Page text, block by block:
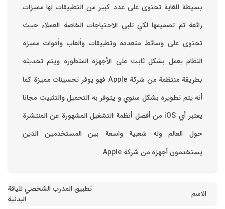
بسيطة للغاية تحتوي على عدد كبير من التطبيقات لها مميزات
رائعة تم تصميمها لكي تلبي الاحتياجات الخاصة العملاء حيث
تحتوي على وسائط متعددة وتطبيقات وألعاب وأدوات مميزة
‏النظام يعمل بشكل ثابت على الأجهزة المتطورة ويتم تحديثه
بطريقة منتظمة من شركة Apple فهو يوفر تحسينات مميزة كما
أنه يتم تطويره بشكل سنوي و يتوفر به التحميل والتثبيت مجانا
‏يعتبر أي iOS من أفضل أنظمة التشغيل المشهورة عن المنتشرة
حول العالم وله شعبية واسعة بين المستخدمين الذين
يستخدمون أجهزة من شركة Apple
الاسم
تطبيق المدرب الشخصي للياقة
البدنية